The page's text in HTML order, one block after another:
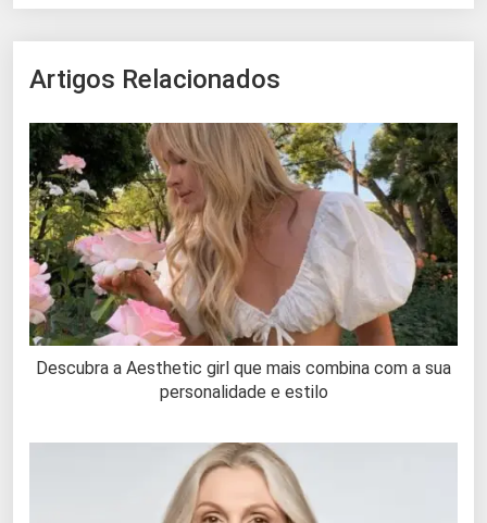
Artigos Relacionados
Descubra a Aesthetic girl que mais combina com a sua
personalidade e estilo